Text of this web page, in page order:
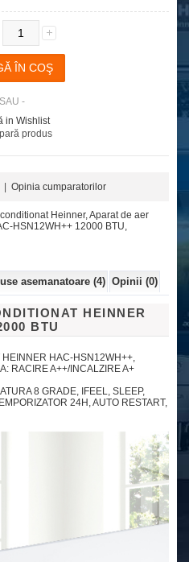
-
in Wishlist
produs
Opinia cumparatorilor
Heinner,Aparat de aer
HSN12WH++ 12000 BTU,
asemanatoare (4) Opinii (0)
HEINNER
BTU
HEINNER HAC-HSN12WH++,
RACIRE A++/INCALZIRE A+
8 GRADE, IFEEL, SLEEP,
24H, AUTO RESTART,